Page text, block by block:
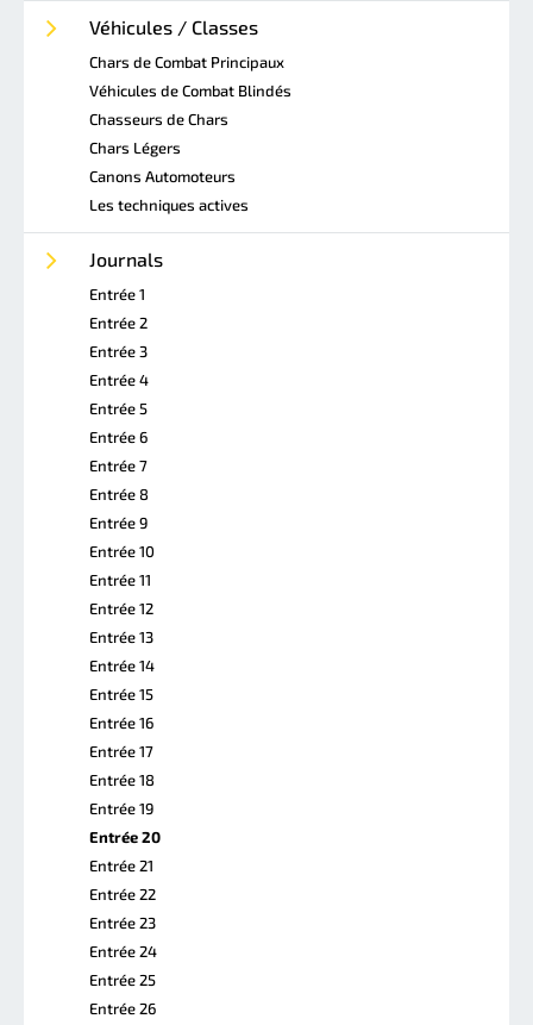
Véhicules / Classes
Chars de Combat Principaux
Véhicules de Combat Blindés
Chasseurs de Chars
Chars Légers
Canons Automoteurs
Les techniques actives
Journals
Entrée 1
Entrée 2
Entrée 3
Entrée 4
Entrée 5
Entrée 6
Entrée 7
Entrée 8
Entrée 9
Entrée 10
Entrée 11
Entrée 12
Entrée 13
Entrée 14
Entrée 15
Entrée 16
Entrée 17
Entrée 18
Entrée 19
Entrée 20
Entrée 21
Entrée 22
Entrée 23
Entrée 24
Entrée 25
Entrée 26